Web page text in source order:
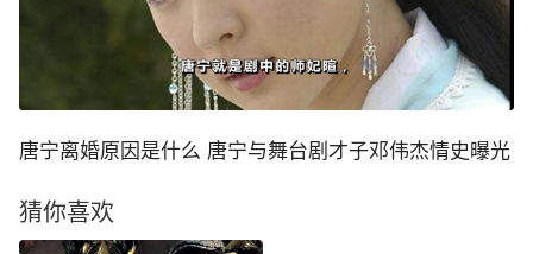
唐宁离婚原因是什么 唐宁与舞台剧才子邓伟杰情史曝光
猜你喜欢